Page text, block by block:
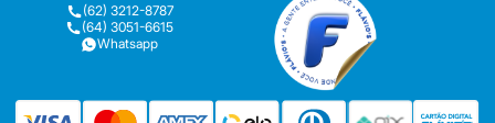
(62) 3212-8787
(64) 3051-6615
Whatsapp